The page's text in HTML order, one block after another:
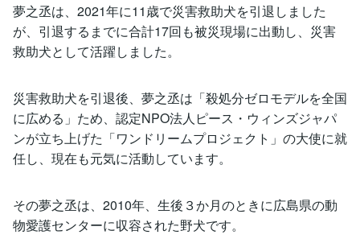
夢之丞は、2021年に11歳で災害救助犬を引退しました
が、引退するまでに合計17回も被災現場に出動し、災害
救助犬として活躍しました。
災害救助犬を引退後、夢之丞は「殺処分ゼロモデルを全国
に広める」ため、認定NPO法人ピース・ウィンズジャパ
ンが立ち上げた「ワンドリームプロジェクト」の大使に就
任し、現在も元気に活動しています。
その夢之丞は、2010年、生後３か月のときに広島県の動
物愛護センターに収容された野犬です。